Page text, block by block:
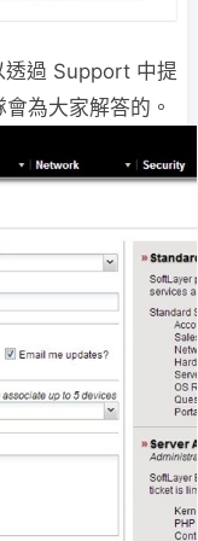
透過 Support 中提
為大家解答的。